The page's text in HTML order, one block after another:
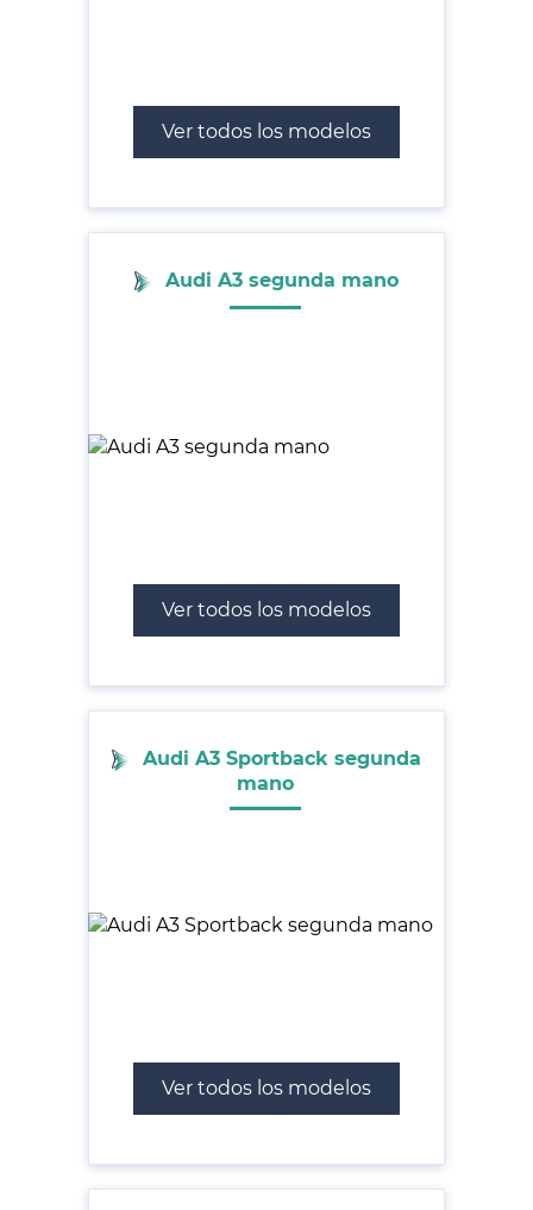
Ver todos los modelos
Audi A3 segunda mano
Ver todos los modelos
Audi A3 Sportback segunda
mano
Ver todos los modelos